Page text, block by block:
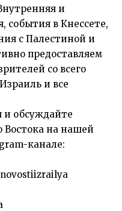
и
события в Кнессете,
с Палестиной и
предоставляем
со всего
и все
и обсуждайте
Востока на нашей
канале: